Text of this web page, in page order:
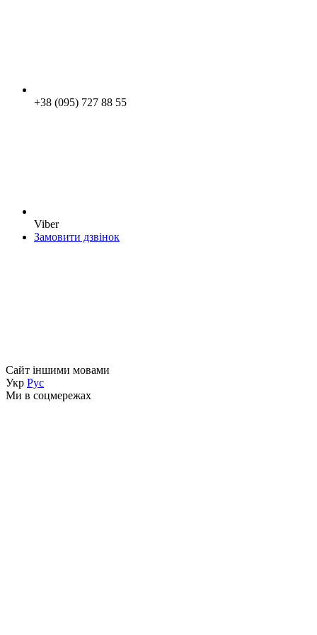
+38 (095) 727 88 55
Viber
Замовити дзвінок
Сайт іншими мовами
Укр Рус
Ми в соцмережах